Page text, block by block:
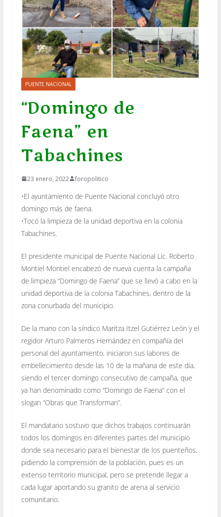
PUENTE NACIONAL
“Domingo de
Faena” en
Tabachines
23 enero, 2022 foropolitico
•El ayuntamiento de Puente Nacional concluyó otro
domingo más de faena.
•Tocó la limpieza de la unidad deportiva en la colonia
Tabachines.
El presidente municipal de Puente Nacional Lic. Roberto
Montiel Montiel encabezó de nueva cuenta la campaña
de limpieza “Domingo de Faena” que se llevó a cabo en la
unidad deportiva de la colonia Tabachines, dentro de la
zona conurbada del municipio.
De la mano con la síndico Maritza Itzel Gutiérrez León y el
regidor Arturo Palmeros Hernández en compañía del
personal del ayuntamiento, iniciaron sus labores de
embellecimiento desde las 10 de la mañana de este día,
siendo el tercer domingo consecutivo de campaña, que
ya han denominado como “Domingo de Faena” con el
slogan “Obras que Transforman”.
El mandatario sostuvo que dichos trabajos continuarán
todos los domingos en diferentes partes del municipio
donde sea necesario para el bienestar de los puenteños,
pidiendo la comprensión de la población, pues es un
extenso territorio municipal, pero se pretende llegar a
cada lugar aportando su granito de arena al servicio
comunitario.